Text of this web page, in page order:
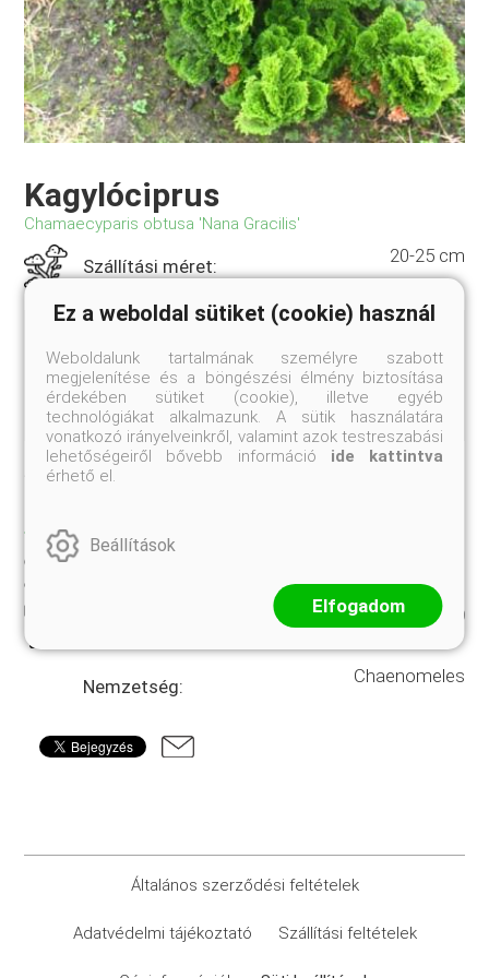
Kagylóciprus
Chamaecyparis obtusa 'Nana Gracilis'
Szállítási méret: 20-25 cm
jellegű, kissé szabálytalan, hajtásrendszere
kagylószerűen fodrozott, lombozata fénylő sötétzöld.
Különlegesen szép megjelenése miatt igen kedvelt!
Zóna:6a. Fejlett, erős növényeket küldünk!
Jelenleg nem rendelhető
CSP9x9
Nemzetség: Chaenomeles
Általános szerződési feltételek
Adatvédelmi tájékoztató Szállítási feltételek
Ez a weboldal sütiket (cookie) használ
Weboldalunk tartalmának személyre szabott
megjelenítése és a böngészési élmény biztosítása
érdekében sütiket (cookie), illetve egyéb
technológiákat alkalmazunk. A sütik használatára
vonatkozó irányelveinkről, valamint azok testreszabási
lehetőségeiről bővebb információ ide kattintva
érhető el.
Beállítások
Elfogadom